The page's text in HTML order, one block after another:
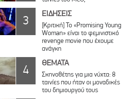
3 ΕΙΔΗΣΕΙΣ
[Κριτική] Το «Promising Young
Woman» είναι το φεμινιστικό
revenge movie που έχουμε
ανάγκη
4 ΘΕΜΑΤΑ
Σκηνοθέτης για μια νύχτα: 8
ταινίες που ήταν οι μοναδικές
του δημιουργού τους